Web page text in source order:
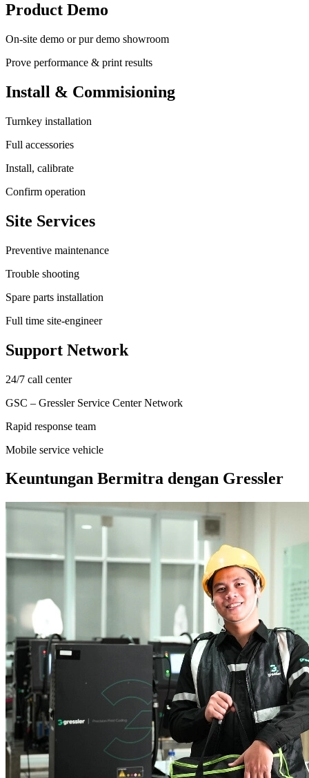
Product Demo
On-site demo or pur demo showroom
Prove performance & print results
Install & Commisioning
Turnkey installation
Full accessories
Install, calibrate
Confirm operation
Site Services
Preventive maintenance
Trouble shooting
Spare parts installation
Full time site-engineer
Support Network
24/7 call center
GSC – Gressler Service Center Network
Rapid response team
Mobile service vehicle
Keuntungan Bermitra dengan Gressler